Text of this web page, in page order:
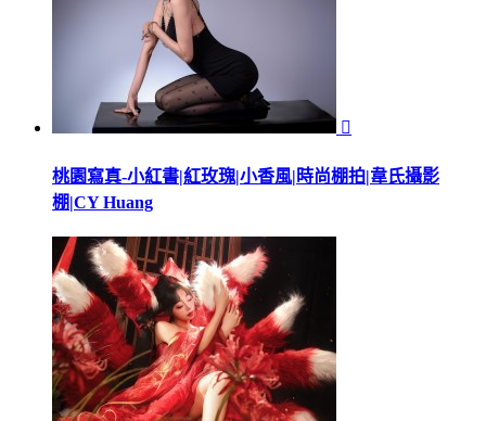

桃園寫真-小紅書|紅玫瑰|小香風|時尚棚拍|韋氏攝影
棚|CY Huang